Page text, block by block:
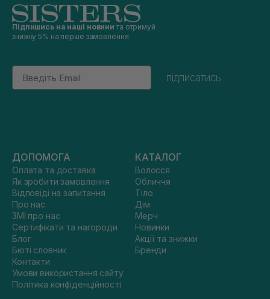
Підпишись на наші новини та отримуй
знижку 5% на перше замовлення
Email
підписатись
ДОПОМОГА
Оплата та доставка
Як зробити замовлення
Відповіді на запитання
Про нас
ЗМІ про нас
Сертифікати та нагороди
Блог
Бюті словник
Контакти
Умови використання сайту
Політика конфіденційності
КАТАЛОГ
Волосся
Обличчя
Тіло
Дім
Мерч
Новинки
Акції та знижки
Бренди